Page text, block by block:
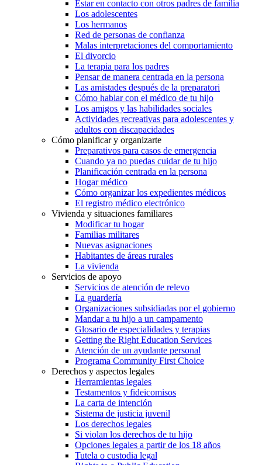
Estar en contacto con otros padres de familia
Los adolescentes
Los hermanos
Red de personas de confianza
Malas interpretaciones del comportamiento
El divorcio
La terapia para los padres
Pensar de manera centrada en la persona
Las amistades después de la preparatori
Cómo hablar con el médico de tu hijo
Los amigos y las habilidades sociales
Actividades recreativas para adolescentes y
adultos con discapacidades
Cómo planificar y organizarte
Preparativos para casos de emergencia
Cuando ya no puedas cuidar de tu hijo
Planificación centrada en la persona
Hogar médico
Cómo organizar los expedientes médicos
El registro médico electrónico
Vivienda y situaciones familiares
Modificar tu hogar
Familias militares
Nuevas asignaciones
Habitantes de áreas rurales
La vivienda
Servicios de apoyo
Servicios de atención de relevo
La guardería
Organizaciones subsidiadas por el gobierno
Mandar a tu hijo a un campamento
Glosario de especialidades y terapias
Getting the Right Education Services
Atención de un ayudante personal
Programa Community First Choice
Derechos y aspectos legales
Herramientas legales
Testamentos y fideicomisos
La carta de intención
Sistema de justicia juvenil
Los derechos legales
Si violan los derechos de tu hijo
Opciones legales a partir de los 18 años
Tutela o custodia legal